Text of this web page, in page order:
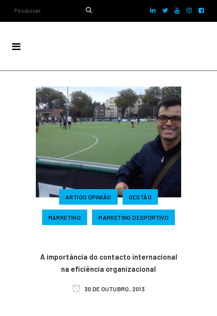
ARTIGO OPINIÃO GESTÃO
MARKETING MARKETING DESPORTIVO
A importância do contacto internacional
na eficiência organizacional
30 DE OUTUBRO, 2013